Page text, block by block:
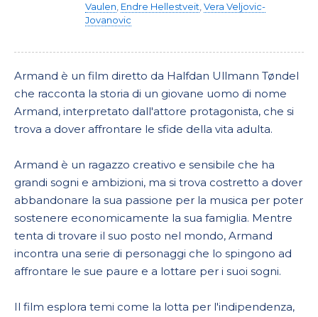
Vaulen Endre Hellestveit Vera Veljovic-
Jovanovic
Armand è un film diretto da Halfdan Ullmann Tøndel
che racconta la storia di un giovane uomo di nome
Armand, interpretato dall'attore protagonista, che si
trova a dover affrontare le sfide della vita adulta.
Armand è un ragazzo creativo e sensibile che ha
grandi sogni e ambizioni, ma si trova costretto a dover
abbandonare la sua passione per la musica per poter
sostenere economicamente la sua famiglia. Mentre
tenta di trovare il suo posto nel mondo, Armand
incontra una serie di personaggi che lo spingono ad
affrontare le sue paure e a lottare per i suoi sogni.
Il film esplora temi come la lotta per l'indipendenza,